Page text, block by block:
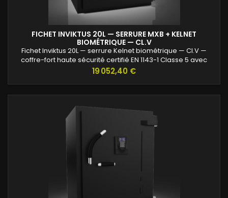
FICHET INVIKTUS 20L — SERRURE MXB + KELNET
BIOMÉTRIQUE — CL.V
Fichet Inviktus 20L — serrure Kelnet biométrique — Cl.V —
coffre-fort haute sécurité certifié EN 1143-1 Classe 5 avec
protection renforcée contre l’effraction et valeurs assurables
Prix
19 052,40 €